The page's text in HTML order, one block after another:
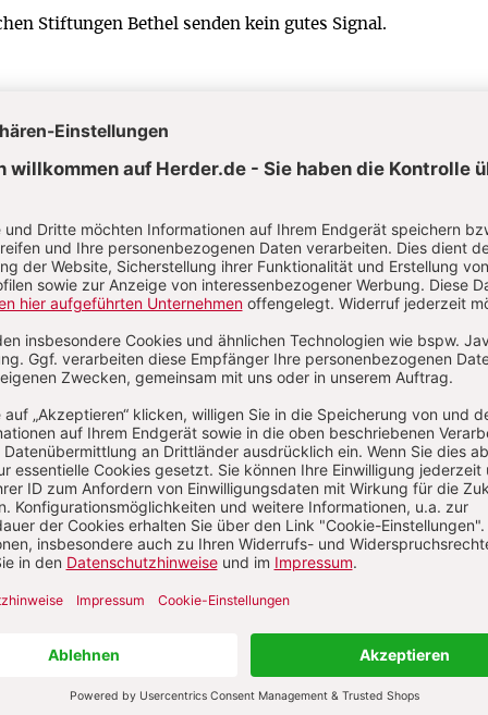
Stiftungen Bethel senden kein gutes Signal.
alles erwarten dürfen.
ins Bild – und die Eucharistie